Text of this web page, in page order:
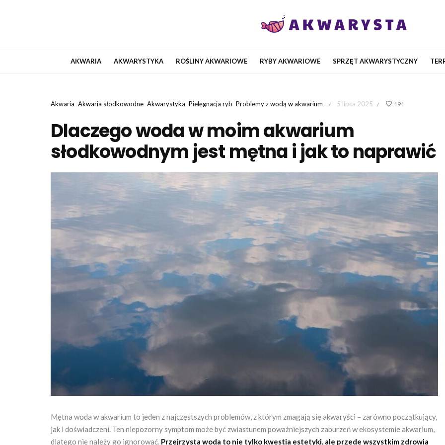
AKWARIA AKWARYSTYKA ROŚLINY AKWARIOWE RYBY AKWARIOWE SPRZĘT AKWARYSTYCZNY
Akwaria Akwaria słodkowodne Akwarystyka Pielęgnacja ryb Problemy z wodą w akwarium / 5 lipca 2025 / 191
Dlaczego woda w moim akwarium
słodkowodnym jest mętna i jak to naprawić
Mętna woda w akwarium to jeden z najczęstszych problemów, z którym zmagają się akwaryści – zarówno początkujący,
jak i doświadczeni. Ten niepozorny symptom może być zwiastunem poważniejszych zaburzeń w ekosystemie akwarium,
dlatego nie należy go ignorować. Przejrzysta woda to nie tylko kwestia estetyki, ale przede wszystkim zdrowia